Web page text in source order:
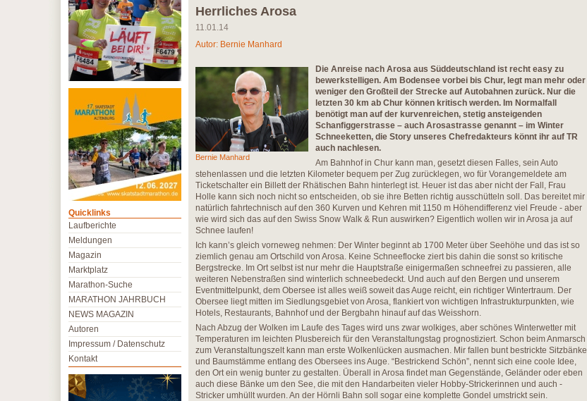
Herrliches Arosa
11.01.14
Autor: Bernie Manhard
Bernie Manhard
Die Anreise nach Arosa aus Süddeutschland ist recht easy zu
bewerkstelligen. Am Bodensee vorbei bis Chur, legt man mehr oder
weniger den Großteil der Strecke auf Autobahnen zurück. Nur die
letzten 30 km ab Chur können kritisch werden. Im Normalfall
benötigt man auf der kurvenreichen, stetig ansteigenden
Schanfiggerstrasse – auch Arosastrasse genannt – im Winter
Schneeketten, die Story unseres Chefredakteurs könnt ihr auf TR
auch nachlesen.
Am Bahnhof in Chur kann man, gesetzt diesen Falles, sein Auto
stehenlassen und die letzten Kilometer bequem per Zug zurücklegen, wo für Vorangemeldete am
Ticketschalter ein Billett der Rhätischen Bahn hinterlegt ist. Heuer ist das aber nicht der Fall, Frau
Holle kann sich noch nicht so entscheiden, ob sie ihre Betten richtig ausschütteln soll. Das bereitet mir
natürlich fahrtechnisch auf den 360 Kurven und Kehren mit 1150 m Höhendifferenz viel Freude - aber
wie wird sich das auf den Swiss Snow Walk & Run auswirken? Eigentlich wollen wir in Arosa ja auf
Schnee laufen!
Ich kann’s gleich vorneweg nehmen: Der Winter beginnt ab 1700 Meter über Seehöhe und das ist so
ziemlich genau am Ortschild von Arosa. Keine Schneeflocke ziert bis dahin die sonst so kritische
Bergstrecke. Im Ort selbst ist nur mehr die Hauptstraße einigermaßen schneefrei zu passieren, alle
weiteren Nebenstraßen sind winterlich schneebedeckt. Und auch auf den Bergen und unserem
Eventmittelpunkt, dem Obersee ist alles weiß soweit das Auge reicht, ein richtiger Wintertraum. Der
Obersee liegt mitten im Siedlungsgebiet von Arosa, flankiert von wichtigen Infrastrukturpunkten, wie
Hotels, Restaurants, Bahnhof und der Bergbahn hinauf auf das Weisshorn.
Nach Abzug der Wolken im Laufe des Tages wird uns zwar wolkiges, aber schönes Winterwetter mit
Temperaturen im leichten Plusbereich für den Veranstaltungstag prognostiziert. Schon beim Anmarsch
zum Veranstaltungszelt kann man erste Wolkenlücken ausmachen. Mir fallen bunt bestrickte Sitzbänke
und Baumstämme entlang des Obersees ins Auge. “Bestrickend Schön”, nennt sich eine coole Idee,
den Ort ein wenig bunter zu gestalten. Überall in Arosa findet man Gegenstände, Geländer oder eben
auch diese Bänke um den See, die mit den Handarbeiten vieler Hobby-Strickerinnen und auch -
Stricker umhüllt wurden. An der Hörnli Bahn soll sogar eine komplette Gondel umstrickt sein.
Quicklinks
Laufberichte
Meldungen
Magazin
Marktplatz
Marathon-Suche
MARATHON JAHRBUCH
NEWS MAGAZIN
Autoren
Impressum / Datenschutz
Kontakt